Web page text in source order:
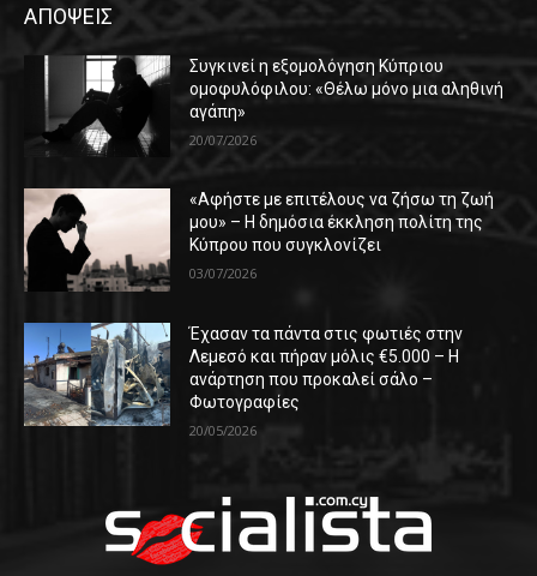
ΑΠΟΨΕΙΣ
Συγκινεί η εξομολόγηση Κύπριου
ομοφυλόφιλου: «Θέλω μόνο μια αληθινή
αγάπη»
20/07/2026
«Αφήστε με επιτέλους να ζήσω τη ζωή
μου» – Η δημόσια έκκληση πολίτη της
Κύπρου που συγκλονίζει
03/07/2026
Έχασαν τα πάντα στις φωτιές στην
Λεμεσό και πήραν μόλις €5.000 – Η
ανάρτηση που προκαλεί σάλο –
Φωτογραφίες
20/05/2026